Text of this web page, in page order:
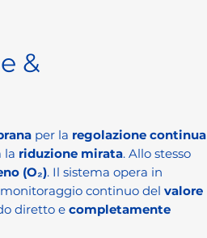
&
per la regolazione continua
la riduzione mirata. Allo stesso
(O₂). Il sistema opera in
continuo del valore
diretto e completamente